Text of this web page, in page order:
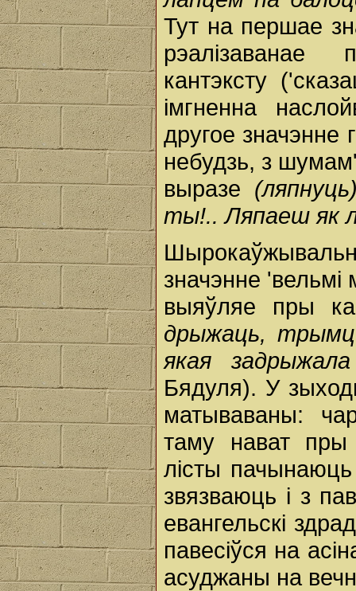
Тут на першае
рэалізаванае
кантэксту
імгненна
другое значэнне
небудзь, з
выразе
ты!.. Ляпаеш як
значэнне
выяўляе пры
дрыжаць,
якая
Бядуля). У
матываваны:
таму нават пры
лісты
звязваюць і з
евангельскі
павесіўся на
асуджаны на